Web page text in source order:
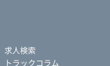
求人検索
トラックコラム